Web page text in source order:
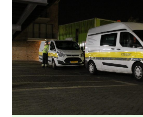
IN
ROTTERDAM